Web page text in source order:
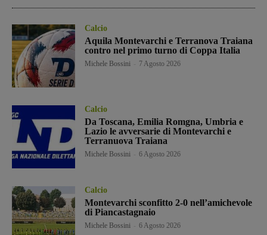
Calcio
Aquila Montevarchi e Terranova Traiana
contro nel primo turno di Coppa Italia
Michele Bossini 7 Agosto 2026
Calcio
Da Toscana, Emilia Romgna, Umbria e
Lazio le avversarie di Montevarchi e
Terranuova Traiana
Michele Bossini 6 Agosto 2026
Calcio
Montevarchi sconfitto 2-0 nell’amichevole
di Piancastagnaio
Michele Bossini 6 Agosto 2026